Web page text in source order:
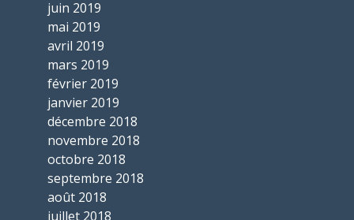
juin 2019
mai 2019
avril 2019
mars 2019
février 2019
janvier 2019
décembre 2018
novembre 2018
octobre 2018
septembre 2018
août 2018
juillet 2018